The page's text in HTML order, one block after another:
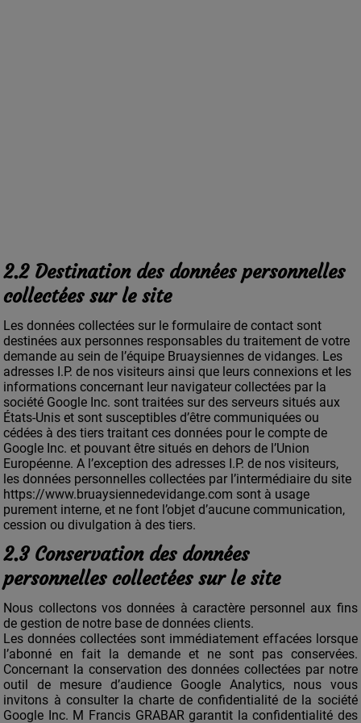
2.2 Destination des données personnelles
collectées sur le site
Les données collectées sur le formulaire de contact sont
destinées aux personnes responsables du traitement de votre
demande au sein de l’équipe Bruaysiennes de vidanges. Les
adresses I.P. de nos visiteurs ainsi que leurs connexions et les
informations concernant leur navigateur collectées par la
société Google Inc. sont traitées sur des serveurs situés aux
États-Unis et sont susceptibles d’être communiquées ou
cédées à des tiers traitant ces données pour le compte de
Google Inc. et pouvant être situés en dehors de l’Union
Européenne. A l’exception des adresses I.P. de nos visiteurs,
les données personnelles collectées par l’intermédiaire du site
https://www.bruaysiennedevidange.com sont à usage
purement interne, et ne font l’objet d’aucune communication,
cession ou divulgation à des tiers.
2.3 Conservation des données
personnelles collectées sur le site
Nous collectons vos données à caractère personnel aux fins
de gestion de notre base de données clients.
Les données collectées sont immédiatement effacées lorsque
l’abonné en fait la demande et ne sont pas conservées.
Concernant la conservation des données collectées par notre
outil de mesure d’audience Google Analytics, nous vous
invitons à consulter la charte de confidentialité de la société
Google Inc. M Francis GRABAR garantit la confidentialité des